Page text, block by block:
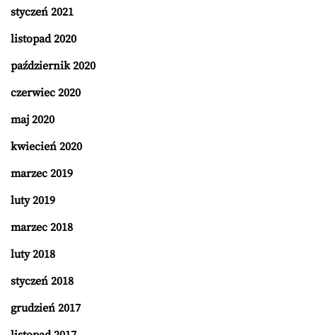
styczeń 2021
listopad 2020
październik 2020
czerwiec 2020
maj 2020
kwiecień 2020
marzec 2019
luty 2019
marzec 2018
luty 2018
styczeń 2018
grudzień 2017